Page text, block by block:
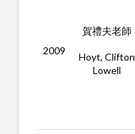
2009
賀禮夫老師
Hoyt, Clifton
Lowell